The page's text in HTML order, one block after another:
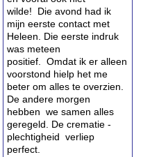
wilde! Die avond had ik
mijn eerste contact met
Heleen. Die eerste indruk
was meteen
positief. Omdat ik er alleen
voorstond hielp het me
beter om alles te overzien.
De andere morgen
hebben we samen alles
geregeld. De crematie -
plechtigheid verliep
perfect.